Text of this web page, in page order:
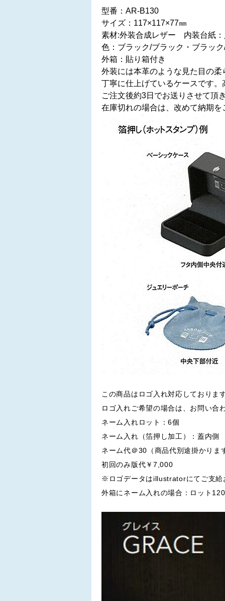
型番：AR-B130
サイズ：117×117×77㎜
素材:外装合成レザー 内装台紙：
色：ブラック/ブラック・ブラッ
外箱：貼り箱付き
外装には本革のような見た目の
丁寧に仕上げているケースです
ご注文後約3日でお送りさせて頂
在庫切れの場合は、改めて納期
この商品はロゴ入れ対応しておりま
ロゴ入れご希望の場合は、お問い合
ネーム入れロット：6個
ネーム入れ（箔押し加工）：蓋内側
ネーム代＠30（商品代別途掛かりま
初回のみ版代￥7,000
※ロゴデータはillustratorにてご支給
外箱にネーム入れの場合：ロット